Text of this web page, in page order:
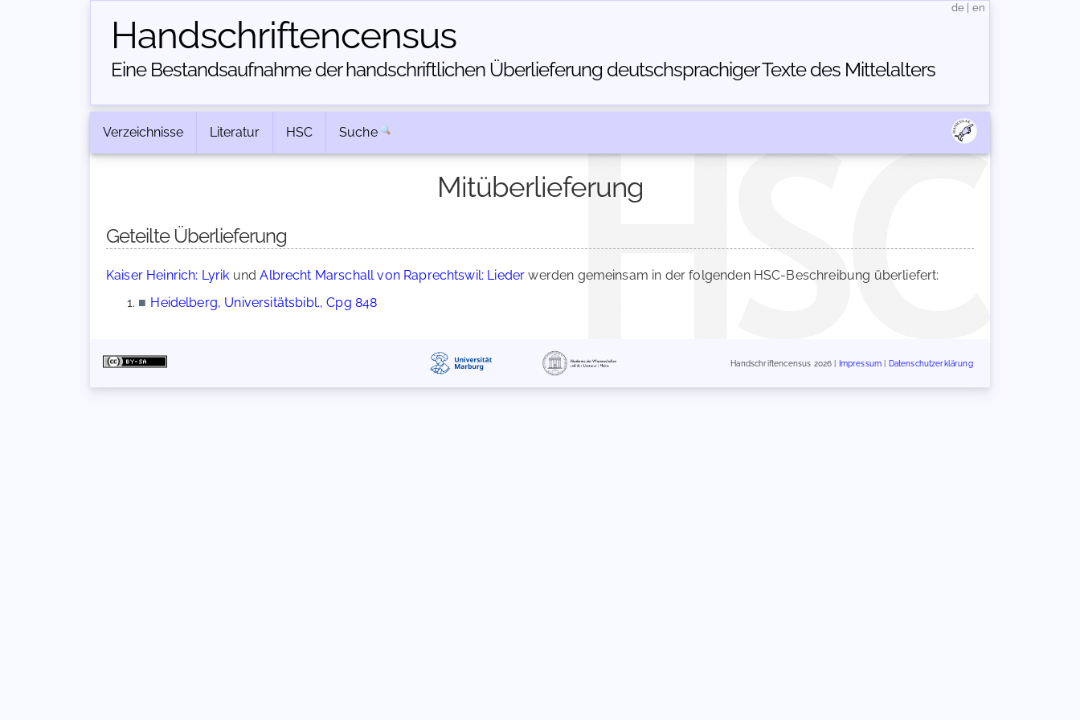
Handschriften­census
Eine Bestandsaufnahme der handschriftlichen Über­lieferung deutschsprachiger Texte des Mittelalters
de en
Verzeichnisse Literatur HSC Suche
Mitüberlieferung
Geteilte Überlieferung
Kaiser Heinrich: Lyrik undAlbrecht Marschall von Raprechtswil: Lieder werden gemeinsam in der folgenden HSC-Beschreibung überliefert:
■ Heidelberg, Universitätsbibl., Cpg 848
Handschriftencensus 2026 | Impressum Datenschutzerklärung